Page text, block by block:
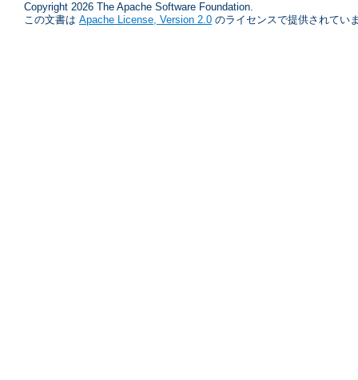
Copyright 2026 The Apache Software Foundation.
この文書は Apache License, Version 2.0 のライセンスで提供されてい